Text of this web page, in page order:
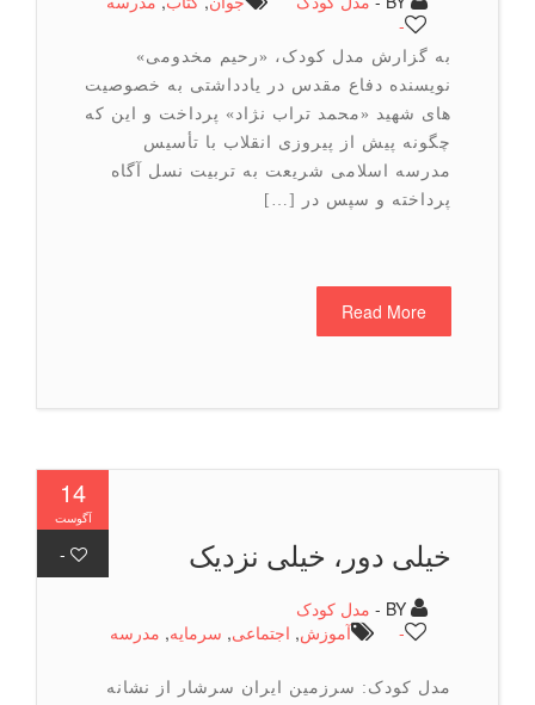
به گزارش مدل کودک، «رحیم مخدومی»
نویسنده دفاع مقدس در یادداشتی به خصوصیت
های شهید «محمد تراب نژاد» پرداخت و این که
چگونه پیش از پیروزی انقلاب با تأسیس
مدرسه اسلامی شریعت به تربیت نسل آگاه
پرداخته و سپس در […]
Read More
خیلی دور، خیلی نزدیک
مدل کودک
آموزش,اجتماعی ,سرمایه,مدرسه
مدل کودک: سرزمین ایران سرشار از نشانه